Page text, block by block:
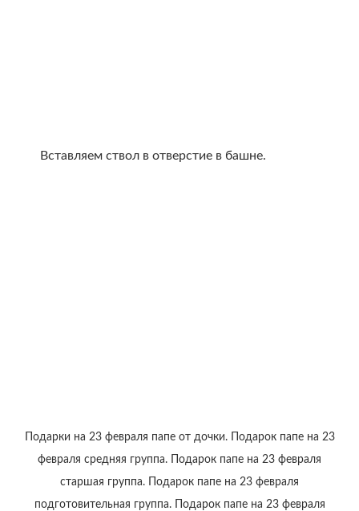
Вставляем ствол в отверстие в башне.
Подарки на 23 февраля папе от дочки. Подарок папе на 23
февраля средняя группа. Подарок папе на 23 февраля
старшая группа. Подарок папе на 23 февраля
подготовительная группа. Подарок папе на 23 февраля